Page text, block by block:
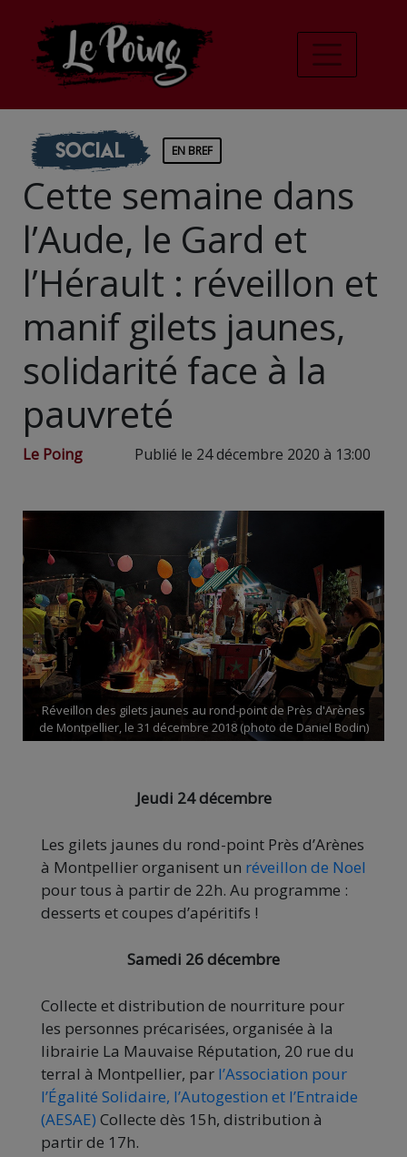
Social EN BREF
Cette semaine dans
l’Aude, le Gard et
l’Hérault : réveillon et
manif gilets jaunes,
solidarité face à la
pauvreté
Le Poing Publié le 24 décembre 2020 à 13:00
Réveillon des gilets jaunes au rond-point de Près d'Arènes
de Montpellier, le 31 décembre 2018 (photo de Daniel Bodin)
Jeudi 24 décembre
Les gilets jaunes du rond-point Près d’Arènes
à Montpellier organisent un réveillon de Noel
pour tous à partir de 22h. Au programme :
desserts et coupes d’apéritifs !
Samedi 26 décembre
Collecte et distribution de nourriture pour
les personnes précarisées, organisée à la
librairie La Mauvaise Réputation, 20 rue du
terral à Montpellier, par l’Association pour
l’Égalité Solidaire, l’Autogestion et l’Entraide
(AESAE) Collecte dès 15h, distribution à
partir de 17h.